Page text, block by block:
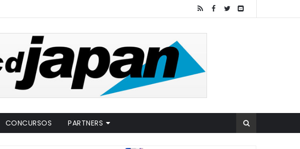
CONCURSOS PARTNERS